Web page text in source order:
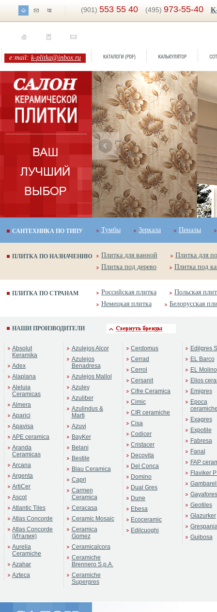
(901) 553 55 40 (495) 973-55-40
e:mail: k-plitka@inbox.ru
Бренд: Имперадор Романтика
САНТЕХНИКА ПО ТИПУ Тумбы Зеркала Пеналы
ПЛИТКА ПО НАЗНАЧЕНИЮ Плитка для ванной
Плитка для
Плитка под дерево
Плитка под
ПЛИТКА ПО СТРАНАМ Российская плитка
Польская
Немецкая плитка
Белорусская
НАШИ ПРОИЗВОДИТЕЛИ
Absolut
Keramika
Adex
Alaplana
Aleluia
Ceramicas
Almera
Aparici
Apavisa
APE ceramica
Aranda
Ceramicas
Arcana
Argenta
ArtiCer
Ascot
Atlantic Tiles
Atlas Concorde
Atlas Concorde
(Италия)
Aurelia
Ceramiche
Azahar
Azteca
Azulejos Alcor
Azulejos
Benadresa
Azulejos Mallol
Azulev
Azuliber
Azulindus &
Marti
Azuvi
BayKer
Belani
Bestile
Blau Ceramica
Capri
Carmen
Ceramica
Ceracasa
Ceramic Mosaic
Ceramica
Gomez
Ceramicalcora
Ceramiche
Brennero S.p.A.
Ceramiche
Supergres
Cerdomus
Cerrad
Cerrol
Cersanit
Cifre Ceramica
Cimic
CIR ceramiche
Cisa
Codicer
Cristacer
Decovita
Del Conca
Domino
Dual Gres
Dune
Ebesa
Ecoceramic
Edilcuoghi
Edilgres
EL Barco
EL Molino
Elios
Emigres
Epoca
Exagres
Expotile
Fabresa
Fanal
FAP
Flaviker
Gayafores
Geotiles
Glazurker
Guibosa